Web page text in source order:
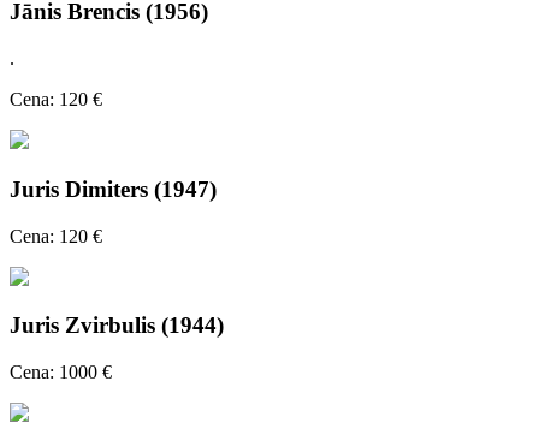
Jānis Brencis (1956)
.
Cena: 120 €
Juris Dimiters (1947)
Cena: 120 €
Juris Zvirbulis (1944)
Cena: 1000 €